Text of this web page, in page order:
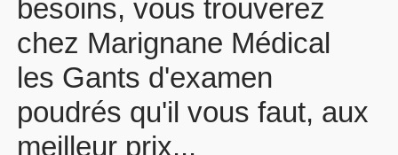
besoins, vous trouverez
chez Marignane Médical
les Gants d'examen
poudrés qu'il vous faut, aux
meilleur prix...